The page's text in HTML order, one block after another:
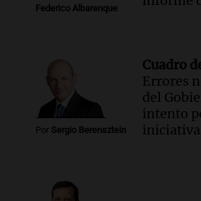
Federico Albarenque
Por Sergio Berensztein
Cuadro
Errores
del
intento